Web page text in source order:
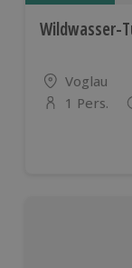
Wildwasser-
Standort
Voglau
Anzahl der
1 Pers.